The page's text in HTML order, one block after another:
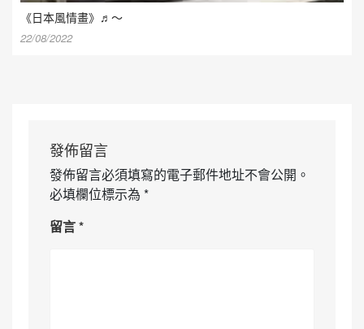
《日本風情畫》♬〜
22/08/2022
發佈留言
發佈留言必須填寫的電子郵件地址不會公開。
必填欄位標示為 *
留言*